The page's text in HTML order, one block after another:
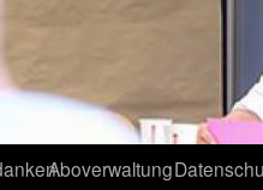
Aboverwaltung